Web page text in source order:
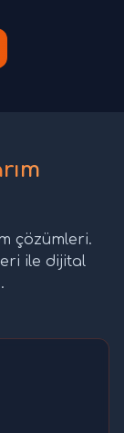
çözümleri.
ile dijital